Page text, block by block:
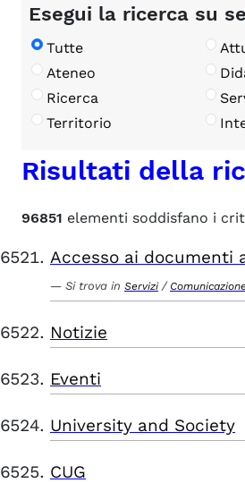
Esegui la ricerca su
Tutte
Ateneo
Ricerca
Territorio
Risultati della
96851 elementi soddisfano i
Accesso ai documenti
Si trova in Servizi /
Notizie
Eventi
University and Society
CUG